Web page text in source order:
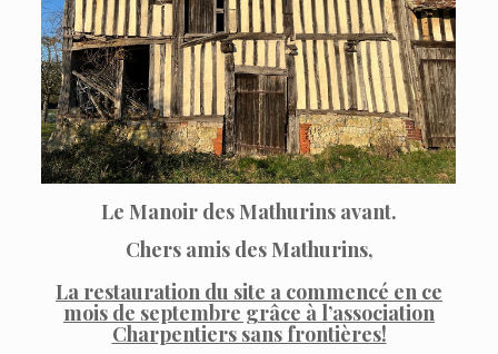
Le Manoir des Mathurins avant.
Chers amis des Mathurins,
La restauration du site a commencé en ce
mois de septembre grâce à l’association
Charpentiers sans frontières!